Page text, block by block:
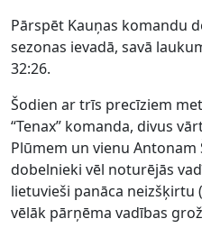
Pārspēt Kauņas komandu
sezonas ievadā, savā
32:26.
Šodien ar trīs precīziem
“Tenax” komanda, divus
Plūmem un vienu
dobelnieki vēl noturējās
lietuvieši panāca neizšķirtu
vēlāk pārņēma vadības